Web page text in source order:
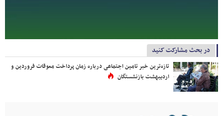
در بحث مشارکت کنید
تازه‌ترین خبر تامین اجتماعی درباره زمان پرداخت معوقات فروردین و
اردیبهشت بازنشستگان